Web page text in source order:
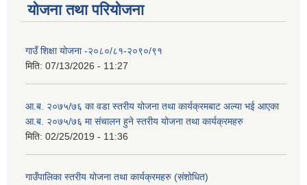
योजना तथा परियोजना
गाउँ शिक्षा योजना -२०८०/८१-२०९०/९१
मिति: 07/13/2026 - 11:27
आ.ब. २०७५/७६ का वडा स्तरीय योजना तथा कार्यक्रमबाट अल्या भई आएका
आ.ब. २०७५/७६ मा स‌ंचालन हुने स्तरीय योजना तथा कार्यक्रमहरु
मिति: 02/25/2019 - 11:36
गाउँपालिका स्तरीय योजना तथा कार्यक्रमहरु (स‌ंशोधित)